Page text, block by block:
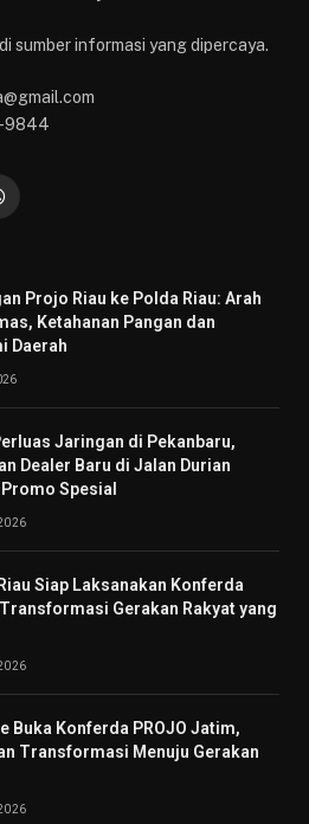
sumber informasi yang dipercaya.
9844
Projo Riau ke Polda Riau: Arah
Ketahanan Pangan dan
Daerah
Jaringan di Pekanbaru,
Dealer Baru di Jalan Durian
Spesial
Siap Laksanakan Konferda
Gerakan Rakyat yang
Buka Konferda PROJO Jatim,
Transformasi Menuju Gerakan